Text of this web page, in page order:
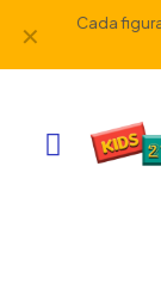
Cada
✕